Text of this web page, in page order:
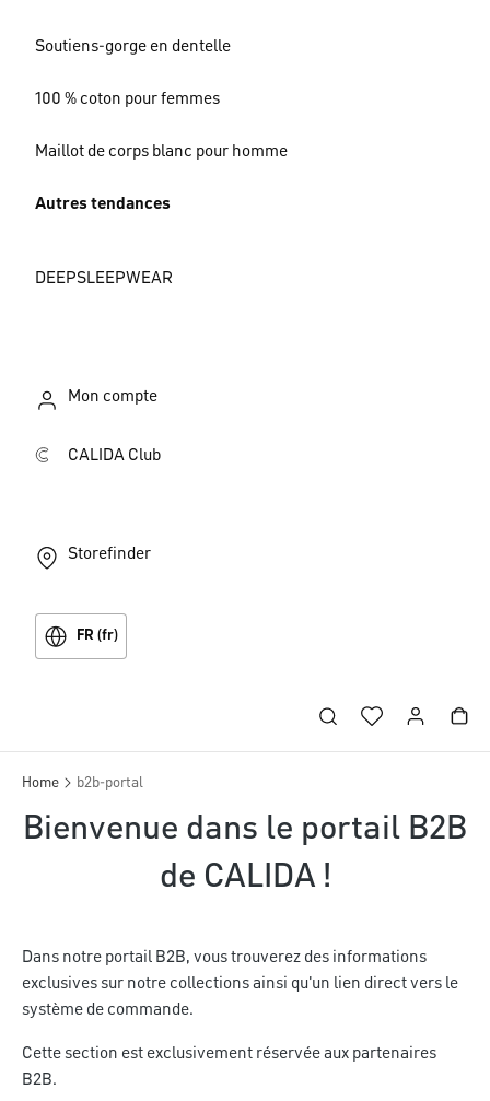
Soutiens-gorge en dentelle
100 % coton pour femmes
Maillot de corps blanc pour homme
Autres tendances
DEEPSLEEPWEAR
Mon compte
CALIDA Club
Storefinder
FR (fr)
Home b2b-portal
Bienvenue dans le portail B2B
de CALIDA !
Dans notre portail B2B, vous trouverez des informations
exclusives sur notre collections ainsi qu'un lien direct vers le
système de commande.
Cette section est exclusivement réservée aux partenaires
B2B.